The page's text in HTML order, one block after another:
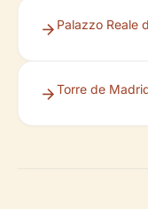
Palazzo Reale
Torre de